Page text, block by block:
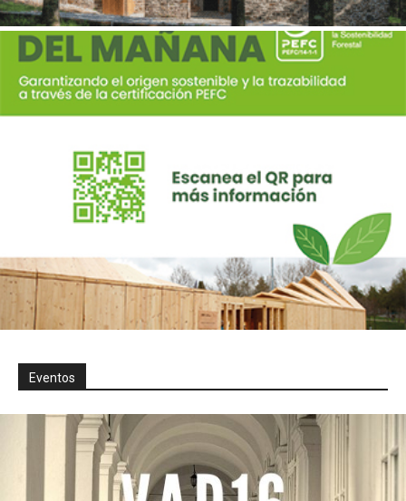
Eventos